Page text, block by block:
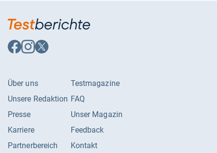
Auf
Facebook
Auf
Instagram
Auf
X
Über uns
Unsere Redaktion
Presse
Karriere
Partnerbereich
Testmagazine
FAQ
Unser Magazin
Feedback
Kontakt